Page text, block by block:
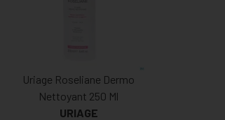
Uriage Roseliane Dermo
Nettoyant 250 Ml
URIAGE